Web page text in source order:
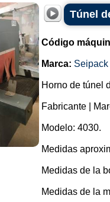
Túnel
Código
Marca: Seipack
Horno de túnel
Fabricante |
Modelo: 4030.
Medidas
Medidas de la
Medidas de la